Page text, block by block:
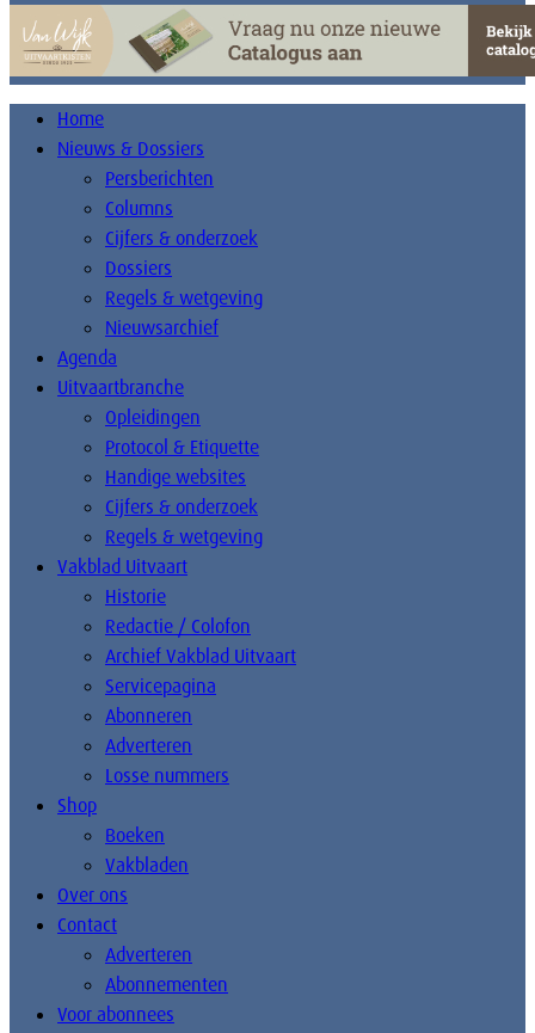
Home
Nieuws & Dossiers
Persberichten
Columns
Cijfers & onderzoek
Dossiers
Regels & wetgeving
Nieuwsarchief
Agenda
Uitvaartbranche
Opleidingen
Protocol & Etiquette
Handige websites
Cijfers & onderzoek
Regels & wetgeving
Vakblad Uitvaart
Historie
Redactie / Colofon
Archief Vakblad Uitvaart
Servicepagina
Abonneren
Adverteren
Losse nummers
Shop
Boeken
Vakbladen
Over ons
Contact
Adverteren
Abonnementen
Voor abonnees